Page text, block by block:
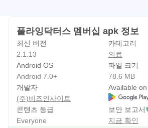
[필수 접근 권한]
- 사진 및 동영상, 오디오: 기기의 사진,
파일을 전송하거나 저장하기 위해 사용
[선택 접근 권한]
- 알림: 플라잉닥터스 새로운 알림을 수
- 카메라: 화상상담을 이용하기 위해 사용
플라잉닥터스 멤버십 apk 정보
최신 버전
2.1.13
카테고리
의료
Android OS
Android 7.0+
파일 크기
78.6 MB
개발자
(주)비즈인사이트
Available on
콘텐츠 등급
Everyone
보안 보고서
지금 확인